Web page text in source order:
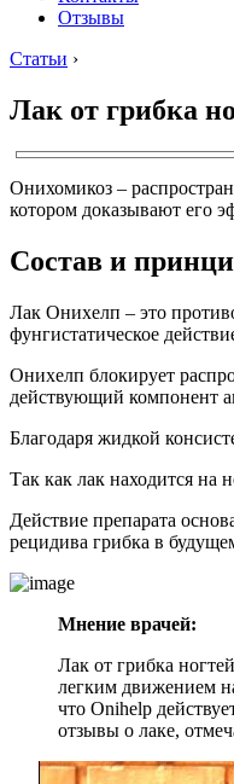
Отзывы
Статьи ›
Лак от грибка
Онихомикоз –
котором доказывают его
Состав и
Лак Онихелп – это
фунгистатическое
Онихелп блокирует
действующий компонент
Благодаря жидкой
Так как лак находится на
Действие препарата
рецидива грибка в
Мнение врачей:
Лак от грибка
легким движением
что Onihelp
отзывы о лаке,